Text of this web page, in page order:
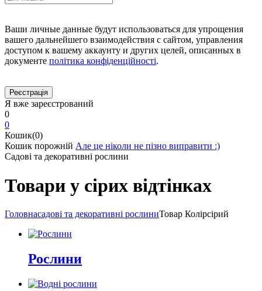
Ваши личные данные будут использоваться для упрощения
вашего дальнейшего взаимодействия с сайтом, управления
доступом к вашему аккаунту и других целей, описанных в
документе політика конфіденційності.
Я вже зареєстрований
0
0
Кошик(0)
Кошик порожній Але це ніколи не пізно виправити :)
Садові та декоративні рослини
Товари у сірих відтінках
Головнасадові та декоративні рослиниТовар Колірсірий
Рослини